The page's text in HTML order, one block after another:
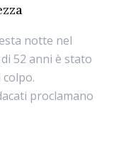
notte nel
52 anni è stato
proclamano